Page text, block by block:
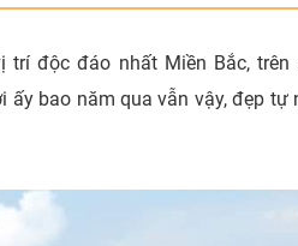
trí độc đáo nhất Miền Bắc,
ấy bao năm qua vẫn vậy, đẹp